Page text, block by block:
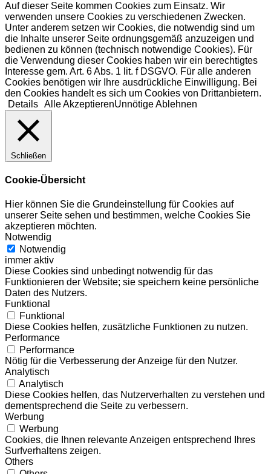
Auf dieser Seite kommen Cookies zum Einsatz. Wir
verwenden unsere Cookies zu verschiedenen Zwecken.
Unter anderem setzen wir Cookies, die notwendig sind um
die Inhalte unserer Seite ordnungsgemäß anzuzeigen und
bedienen zu können (technisch notwendige Cookies). Für
die Verwendung dieser Cookies haben wir ein berechtigtes
Interesse gem. Art. 6 Abs. 1 lit. f DSGVO. Für alle anderen
Cookies benötigen wir Ihre ausdrückliche Einwilligung. Bei
den Cookies handelt es sich um Cookies von Drittanbietern.
Details Alle AkzeptierenUnnötige Ablehnen
Schließen
Cookie-Übersicht
Hier können Sie die Grundeinstellung für Cookies auf
unserer Seite sehen und bestimmen, welche Cookies Sie
akzeptieren möchten.
Notwendig
Notwendig
immer aktiv
Diese Cookies sind unbedingt notwendig für das
Funktionieren der Website; sie speichern keine persönliche
Daten des Nutzers.
Funktional
Funktional
Diese Cookies helfen, zusätzliche Funktionen zu nutzen.
Performance
Performance
Nötig für die Verbesserung der Anzeige für den Nutzer.
Analytisch
Analytisch
Diese Cookies helfen, das Nutzerverhalten zu verstehen und
dementsprechend die Seite zu verbessern.
Werbung
Werbung
Cookies, die Ihnen relevante Anzeigen entsprechend Ihres
Surfverhaltens zeigen.
Others